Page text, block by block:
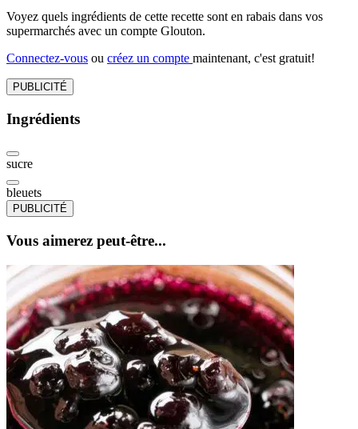
Voyez quels ingrédients de cette recette sont en rabais dans vos
supermarchés avec un compte Glouton.
Connectez-vous ou créez un compte maintenant, c'est gratuit!
PUBLICITÉ
Ingrédients
sucre
bleuets
PUBLICITÉ
Vous aimerez peut-être...